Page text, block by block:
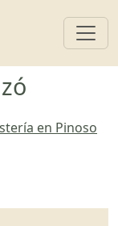
en Pinoso